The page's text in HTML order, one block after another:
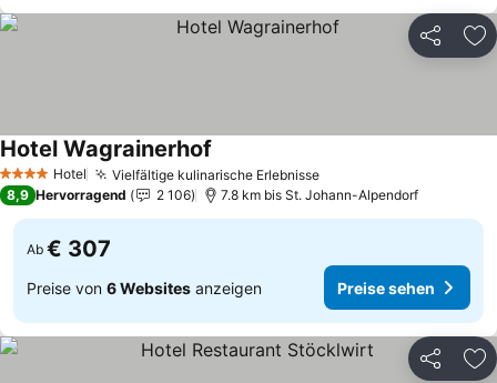
Teilen
4 Sterne Hotel Vielfältige kulinarische Erlebnisse
Hotel Wagrainerhof
8,9 Hervorragend 2 106 7.8 km bis St. Johann-Alpendorf
Ab € 307
Preise von 6 Websites anzeigen Preise sehen
Teilen